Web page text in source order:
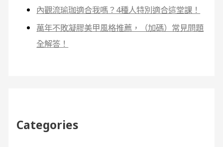
內觀流瑜珈適合我嗎？4種人特別適合這堂課！
萬年不敗凝膠美甲風格推薦，（加碼）常見問題
全解答！
Categories